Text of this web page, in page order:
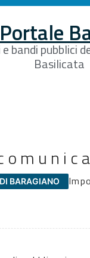
bandi pubblici
Basilicata
BARAGIANO